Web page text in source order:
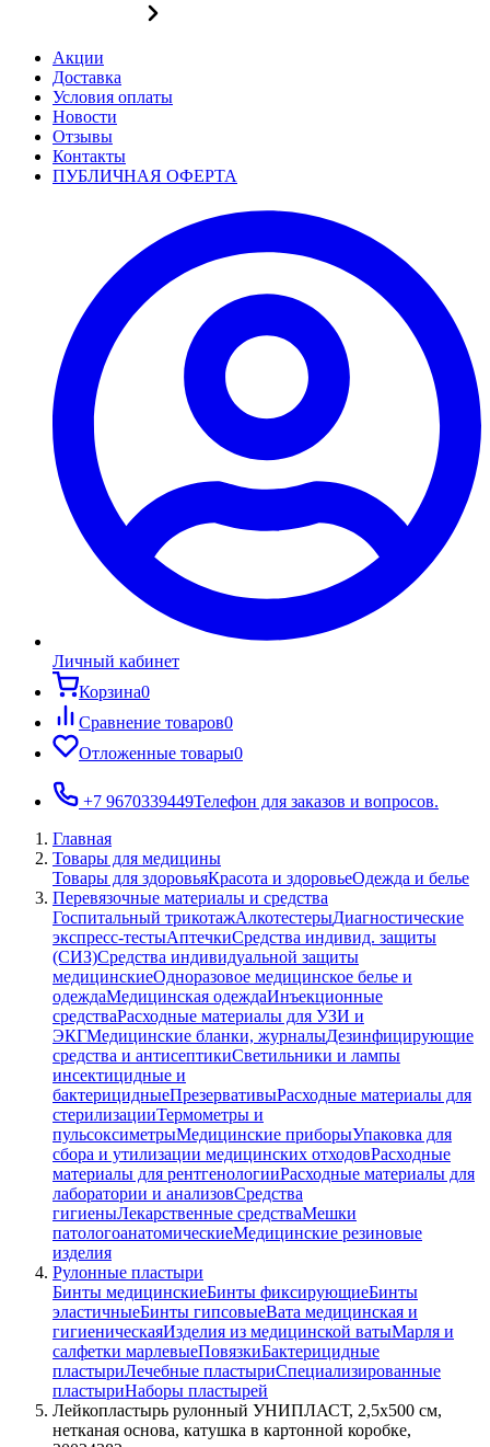
Акции
Доставка
Условия оплаты
Новости
Отзывы
Контакты
ПУБЛИЧНАЯ ОФЕРТА
Личный кабинет
Корзина0
Сравнение товаров0
Отложенные товары0
+7 9670339449Телефон для заказов и вопросов.
Главная
Товары для медицины
Товары для здоровьяКрасота и здоровьеОдежда и белье
Перевязочные материалы и средства
Госпитальный трикотажАлкотестерыДиагностические
экспресс-тестыАптечкиСредства индивид. защиты
(СИЗ)Средства индивидуальной защиты
медицинскиеОдноразовое медицинское белье и
одеждаМедицинская одеждаИнъекционные
средстваРасходные материалы для УЗИ и
ЭКГМедицинские бланки, журналыДезинфицирующие
средства и антисептикиСветильники и лампы
инсектицидные и
бактерицидныеПрезервативыРасходные материалы для
стерилизацииТермометры и
пульсоксиметрыМедицинские приборыУпаковка для
сбора и утилизации медицинских отходовРасходные
материалы для рентгенологииРасходные материалы для
лаборатории и анализовСредства
гигиеныЛекарственные средстваМешки
патологоанатомическиеМедицинские резиновые
изделия
Рулонные пластыри
Бинты медицинскиеБинты фиксирующиеБинты
эластичныеБинты гипсовыеВата медицинская и
гигиеническаяИзделия из медицинской ватыМарля и
салфетки марлевыеПовязкиБактерицидные
пластыриЛечебные пластыриСпециализированные
пластыриНаборы пластырей
Лейкопластырь рулонный УНИПЛАСТ, 2,5х500 см,
нетканая основа, катушка в картонной коробке,